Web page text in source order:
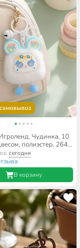
Чудинка, 10
полиэстер, 264-
сегодня
В корзину